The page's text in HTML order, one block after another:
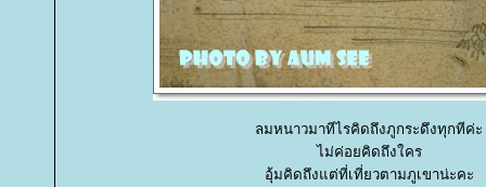
ลมหนาวมาทีไรคิดถึงภูกระดึงทุกทีค่ะ
ไม่ค่อยคิดถึงใคร
อุ้มคิดถึงแต่ที่เที่ยวตามภูเขาน่ะคะ